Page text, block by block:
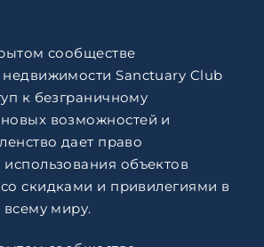
сообществе
недвижимости Sanctuary Club
к безграничному
возможностей и
дает право
объектов
скидками и привилегиями в
миру.